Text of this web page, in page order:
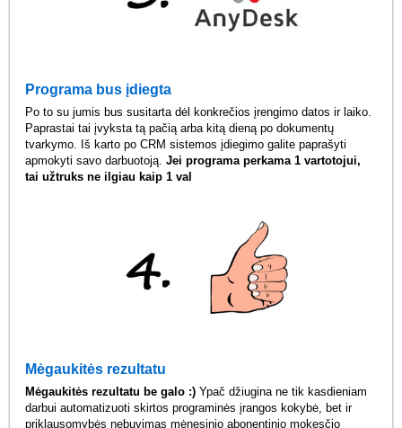
Programa bus įdiegta
Po to su jumis bus susitarta dėl konkrečios įrengimo datos ir laiko.
Paprastai tai įvyksta tą pačią arba kitą dieną po dokumentų
tvarkymo. Iš karto po CRM sistemos įdiegimo galite paprašyti
apmokyti savo darbuotoją.Jei programa perkama 1 vartotojui,
tai užtruks ne ilgiau kaip 1 val
Mėgaukitės rezultatu
Mėgaukitės rezultatu be galo :) Ypač džiugina ne tik kasdieniam
darbui automatizuoti skirtos programinės įrangos kokybė, bet ir
priklausomybės nebuvimas mėnesinio abonentinio mokesčio